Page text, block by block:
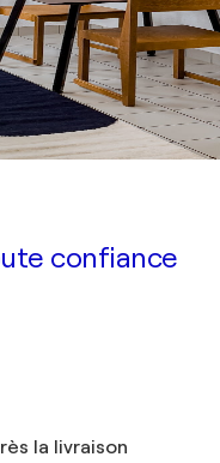
confiance
la livraison